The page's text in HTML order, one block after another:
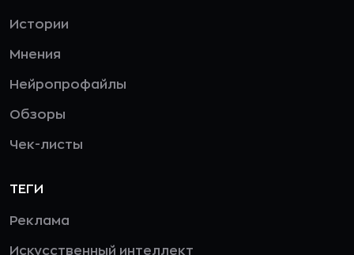
Истории
Мнения
Нейропрофайлы
Обзоры
Чек-листы
ТЕГИ
Реклама
Искусственный интеллект